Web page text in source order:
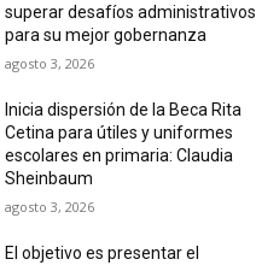
superar desafíos administrativos
para su mejor gobernanza
agosto 3, 2026
Inicia dispersión de la Beca Rita
Cetina para útiles y uniformes
escolares en primaria: Claudia
Sheinbaum
agosto 3, 2026
El objetivo es presentar el